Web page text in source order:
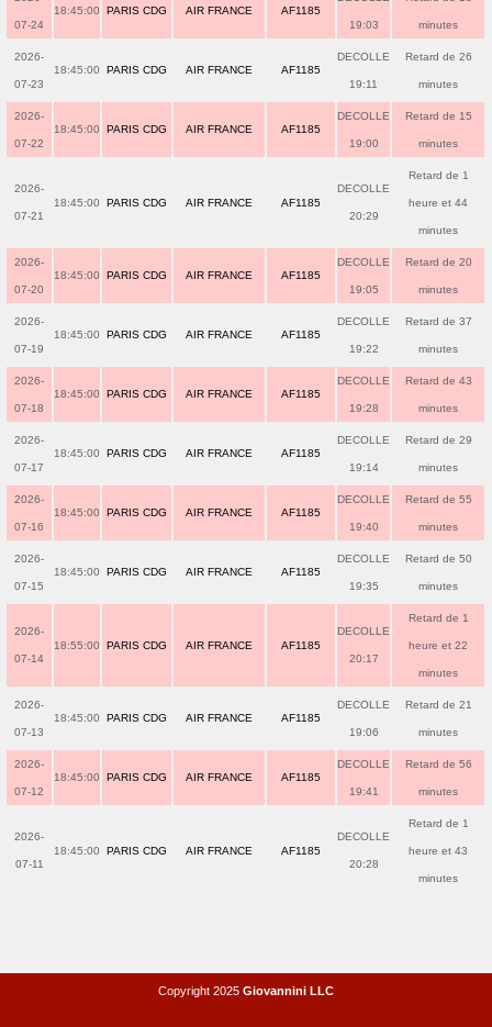
07-24
18:45:00 PARIS CDG AIR FRANCE AF1185
19:03 minutes
2026-
07-23
18:45:00 PARIS CDG AIR FRANCE AF1185
DECOLLE
19:11
Retard de 26
minutes
2026-
07-22
18:45:00 PARIS CDG AIR FRANCE AF1185
DECOLLE
19:00
Retard de 15
minutes
2026-
07-21
18:45:00 PARIS CDG AIR FRANCE AF1185
DECOLLE
20:29
Retard de 1
heure et 44
minutes
2026-
07-20
18:45:00 PARIS CDG AIR FRANCE AF1185
DECOLLE
19:05
Retard de 20
minutes
2026-
07-19
18:45:00 PARIS CDG AIR FRANCE AF1185
DECOLLE
19:22
Retard de 37
minutes
2026-
07-18
18:45:00 PARIS CDG AIR FRANCE AF1185
DECOLLE
19:28
Retard de 43
minutes
2026-
07-17
18:45:00 PARIS CDG AIR FRANCE AF1185
DECOLLE
19:14
Retard de 29
minutes
2026-
07-16
18:45:00 PARIS CDG AIR FRANCE AF1185
DECOLLE
19:40
Retard de 55
minutes
2026-
07-15
18:45:00 PARIS CDG AIR FRANCE AF1185
DECOLLE
19:35
Retard de 50
minutes
2026-
07-14
18:55:00 PARIS CDG AIR FRANCE AF1185
DECOLLE
20:17
Retard de 1
heure et 22
minutes
2026-
07-13
18:45:00 PARIS CDG AIR FRANCE AF1185
DECOLLE
19:06
Retard de 21
minutes
2026-
07-12
18:45:00 PARIS CDG AIR FRANCE AF1185
DECOLLE
19:41
Retard de 56
minutes
2026-
07-11
18:45:00 PARIS CDG AIR FRANCE AF1185
DECOLLE
20:28
Retard de 1
heure et 43
minutes
Copyright 2025 Giovannini LLC